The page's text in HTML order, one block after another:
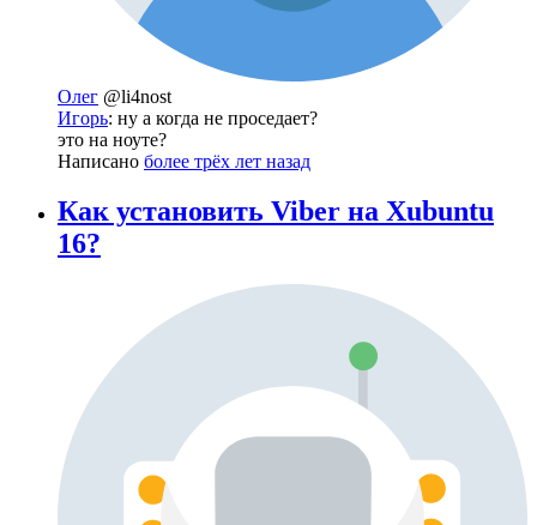
Олег @li4nost
Игорь: ну а когда не проседает?
это на ноуте?
Написано более трёх лет назад
Как установить Viber на Xubuntu
16?